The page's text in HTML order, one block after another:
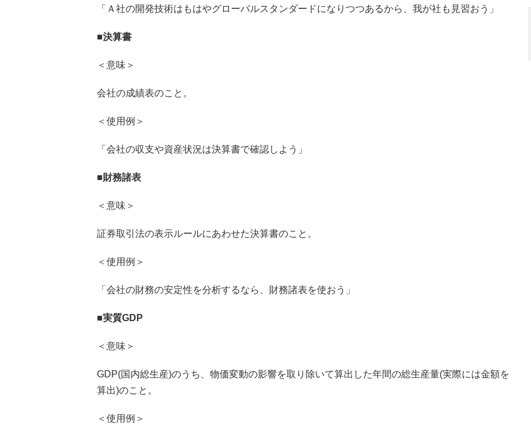
「Ａ社の開発技術はもはやグローバルスタンダードになりつつあるから、我が社も見習おう」
■決算書
＜意味＞
会社の成績表のこと。
＜使用例＞
「会社の収支や資産状況は決算書で確認しよう」
■財務諸表
＜意味＞
証券取引法の表示ルールにあわせた決算書のこと。
＜使用例＞
「会社の財務の安定性を分析するなら、財務諸表を使おう」
■実質GDP
＜意味＞
GDP(国内総生産)のうち、物価変動の影響を取り除いて算出した年間の総生産量(実際には金額を
算出)のこと。
＜使用例＞